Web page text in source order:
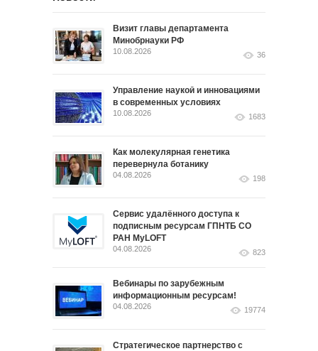
Визит главы департамента
Минобрнауки РФ
10.08.2026 36
Управление наукой и инновациями
в современных условиях
10.08.2026 1683
Как молекулярная генетика
перевернула ботанику
04.08.2026 198
Сервис удалённого доступа к
подписным ресурсам ГПНТБ СО
РАН MyLOFT
04.08.2026 823
Вебинары по зарубежным
информационным ресурсам!
04.08.2026 19774
Стратегическое партнерство с